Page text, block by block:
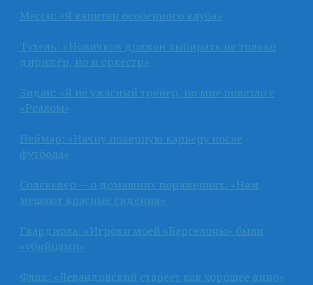
Месси: «Я капитан особенного клуба»
Тухель: «Новичков должен выбирать не только
дирижёр, но и оркестр»
Зидан: «Я не ужасный тренер, но мне повезло с
«Реалом»
Неймар: «Начну покерную карьеру после
футбола»
Солскьяер — о домашних поражениях: «Нам
мешают красные сидения»
Гвардиола: «Игроки моей «Барселоны» были
«убийцами»
Флик: «Левандовский стареет как хорошее вино»